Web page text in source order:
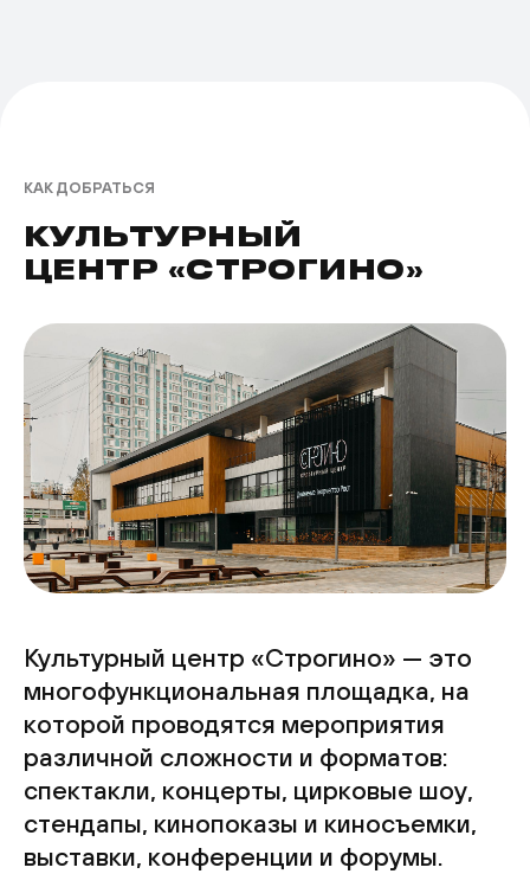
КАК ДОБРАТЬСЯ
КУЛЬТУРНЫЙ
ЦЕНТР «СТРОГИНО»
Культурный центр «Строгино» — это
многофункциональная площадка, на
которой проводятся мероприятия
различной сложности и форматов:
спектакли, концерты, цирковые шоу,
стендапы, кинопоказы и киносъемки,
выставки, конференции и форумы.